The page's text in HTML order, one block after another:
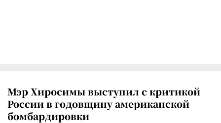
Мэр Хиросимы выступил с критикой
России в годовщину американской
бомбардировки